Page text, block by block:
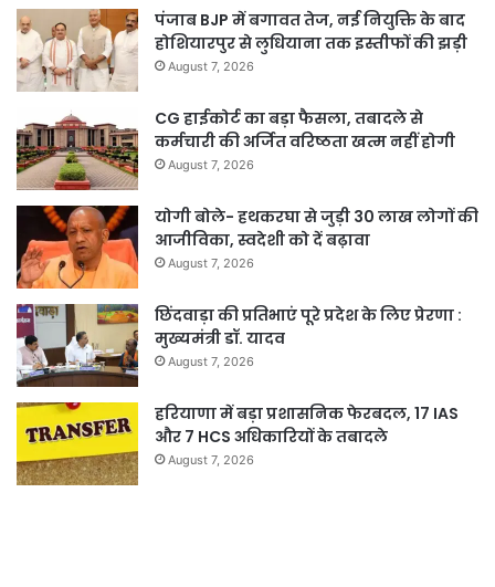
पंजाब BJP में बगावत तेज, नई नियुक्ति के बाद
होशियारपुर से लुधियाना तक इस्तीफों की झड़ी
August 7, 2026
CG हाईकोर्ट का बड़ा फैसला, तबादले से
कर्मचारी की अर्जित वरिष्ठता खत्म नहीं होगी
August 7, 2026
योगी बोले- हथकरघा से जुड़ी 30 लाख लोगों की
आजीविका, स्वदेशी को दें बढ़ावा
August 7, 2026
छिंदवाड़ा की प्रतिभाएं पूरे प्रदेश के लिए प्रेरणा :
मुख्यमंत्री डॉ. यादव
August 7, 2026
हरियाणा में बड़ा प्रशासनिक फेरबदल, 17 IAS
और 7 HCS अधिकारियों के तबादले
August 7, 2026